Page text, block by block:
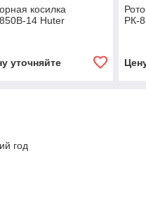
косилка
14 Huter
уточняйте
РК-
год